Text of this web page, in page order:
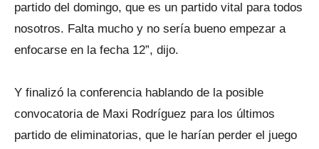
partido del domingo, que es un partido vital para todos
nosotros. Falta mucho y no sería bueno empezar a
enfocarse en la fecha 12”, dijo.
Y finalizó la conferencia hablando de la posible
convocatoria de Maxi Rodríguez para los últimos
partido de eliminatorias, que le harían perder el juego